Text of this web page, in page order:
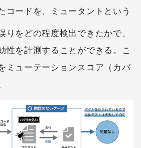
コードを、ミュータントという
りをどの程度検出できたかで、
性を計測することができる。こ
ミューテーションスコア（カバ